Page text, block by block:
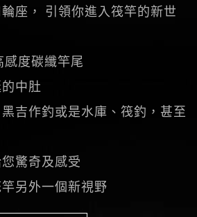
座， 引領你進入筏竿的新世
度碳纖竿尾
中肚
吉作釣或是水庫、筏釣，甚至
驚奇及感受
另外一個新視野